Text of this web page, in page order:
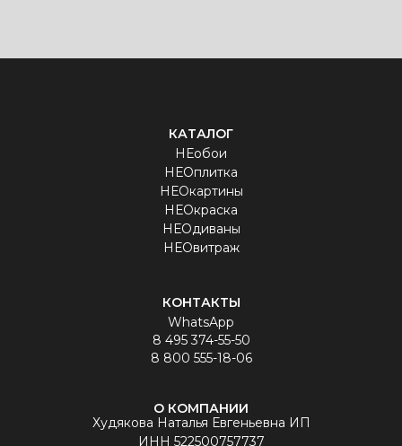
КАТАЛОГ
НЕобои
НЕОплитка
НЕОкартины
НЕОкраска
НЕОдиваны
НЕОвитраж
КОНТАКТЫ
WhatsApp
8 495 374-55-50
8 800 555-18-06
Худякова Наталья Евгеньевна ИП
ИНН 522500757737
О КОМПАНИИ